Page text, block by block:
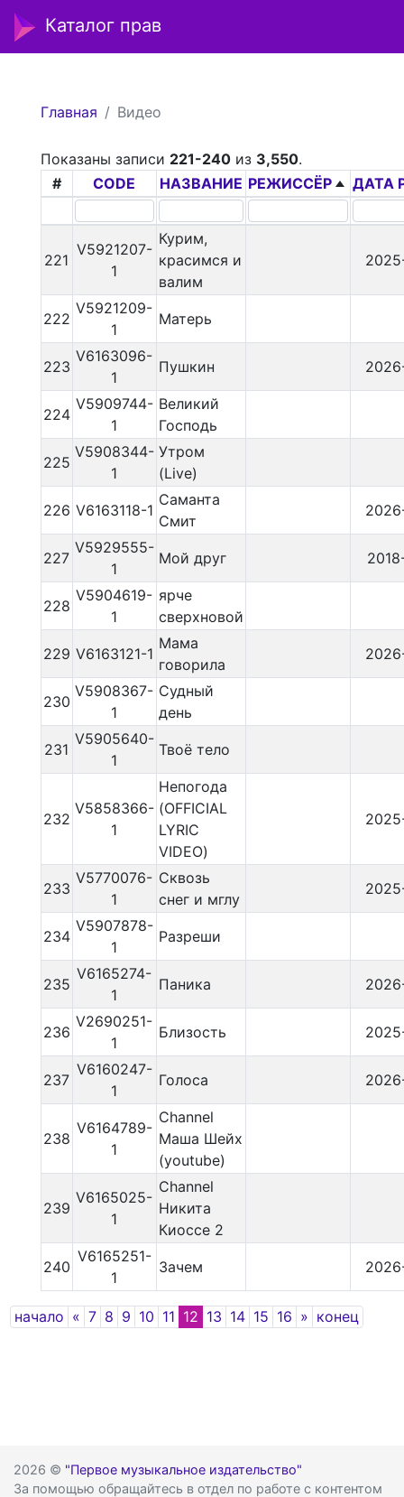
Каталог прав
Главная Видео
Показаны записи 221-240из 3,550.
#
CODE НАЗВАНИЕ РЕЖИССЁР ДАТА
221
V5921207-
1
Курим,
красимся и
валим
222
V5921209-
1
Матерь
223
V6163096-
1
Пушкин
224
V5909744-
1
Великий
Господь
225
V5908344-
1
Утром
(Live)
226 V6163118-1
Саманта
Смит
227
V5929555-
1
Мой друг
228
V5904619-
1
ярче
сверхновой
229 V6163121-1
Мама
говорила
230
V5908367-
1
Судный
день
231
V5905640-
1
Твоё тело
232
V5858366-
1
Непогода
(OFFICIAL
LYRIC
VIDEO)
233
V5770076-
1
Сквозь
снег и мглу
234
V5907878-
1
Разреши
235
V6165274-
1
Паника
236
V2690251-
1
Близость
237
V6160247-
1
Голоса
238
V6164789-
1
Channel
Маша Шейх
(youtube)
239
V6165025-
1
Channel
Никита
Киоссе 2
240
V6165251-
1
Зачем
начало « Previous
7 8 9 10 11 12 13 14 15 16 » Next
конец
2026 © "Первое музыкальное издательство"
За помощью обращайтесь в отдел по работе с контентом